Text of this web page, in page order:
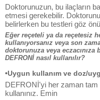
Doktorunuzun, bu ilaçların
etmesi gerekebilir.
belirlerken bu testleri göz
Eğer reçeteli ya da reçetesiz
kullanıyorsanız veya son
doktorunuza veya
DEFRONİ nasıl kullanılır?
•Uygun kullanım ve doz/
DEFRONİ'yi her zaman
kullanınız. Emin